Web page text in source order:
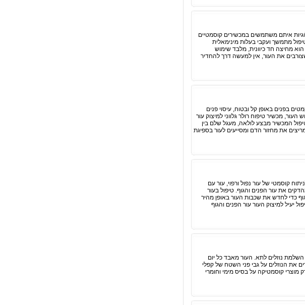
איתם משתמשים במכשירים קוסמטיים
מתמשך ועקבי בעלות מינימאלית
מחיצה חד כיוונית, מלבד שימוש
את העור, אין למעשה דרך להחדיר
בפנים באופן קל ובטוח, עיסוי פנים
מכשיר טיפוח רולר גלווני למיצוק עור
המכשיר מבצע לולאה, מעגל שלם בין
את מחזור הדם ומסייעים לעור בספיגת
קוסמטי של עור נפול ורפוי, עור עם
את עור הפנים והגוף. טיפול בעור
כדי לחדש את שכבות העור באופן מהיר
יעיל למיצוק העור עור הפנים והגוף
השלמת נוזלים לתא. העור מאבד כל יום
את הנוזלים על גבי פני השטח של קפלי
מוצרי קוסמטיקה על בסיס מימי וחומרי